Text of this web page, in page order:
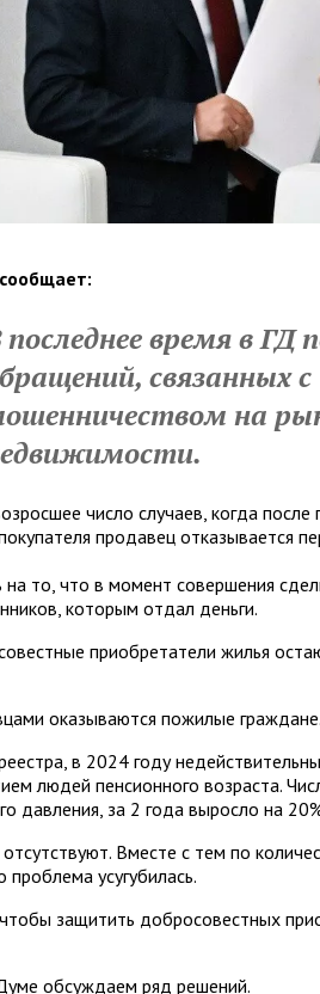
последнее время в ГД
связанных с
на
число случаев, когда
продавец отказывается
на то, что в момент совершения
которым отдал деньги.
приобретатели жилья
оказываются пожилые граждане.
в 2024 году
людей пенсионного возраста.
давления, за 2 года выросло на
Вместе с тем по
усугубилась.
защитить добросовестных
обсуждаем ряд решений.